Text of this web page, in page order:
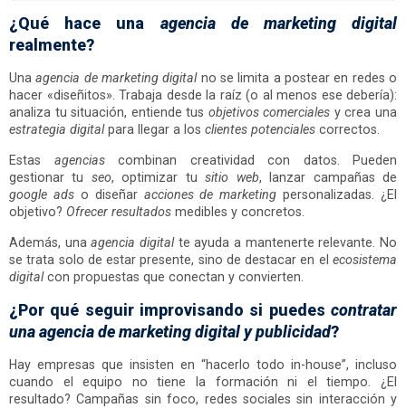
¿Qué hace una agencia de marketing digital
realmente?
Unaagencia de marketing digitalno se limita a postear en redes o
hacer «diseñitos». Trabaja desde la raíz (o al menos ese debería):
analiza tu situación, entiende tus objetivos comerciales y crea una
estrategia digitalpara llegar a los clientes potenciales correctos.
Estas agenciascombinan creatividad con datos. Pueden
gestionar tu seo, optimizar tusitio web, lanzar campañas de
google adso diseñar acciones de marketing personalizadas. ¿El
objetivo? Ofrecer resultados medibles y concretos.
Además, unaagencia digitalte ayuda a mantenerte relevante. No
se trata solo de estar presente, sino de destacar en el ecosistema
digitalcon propuestas que conectan y convierten.
¿Por qué seguir improvisando si puedes contratar
una agencia de marketing digital y publicidad?
Hay empresas que insisten en “hacerlo todo in-house”, incluso
cuando el equipo no tiene la formación ni el tiempo. ¿El
resultado? Campañas sin foco, redes sociales sin interacción y